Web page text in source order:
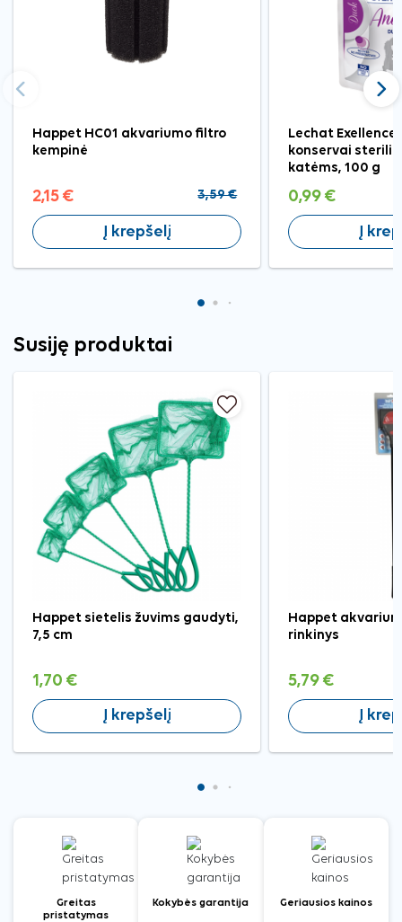
Happet HC01 akvariumo filtro
kempinė
2,15 € 3,59 €
Į krepšelį
Lechat
konservai
katėms, 100 g
0,99 €
Į
Ankstesnis
Susiję produktai
Happet sietelis žuvims gaudyti,
7,5 cm
1,70 €
Į krepšelį
Happet
rinkinys
5,79 €
Į
Greitas
pristatymas
Kokybės garantija Geriausios kainos